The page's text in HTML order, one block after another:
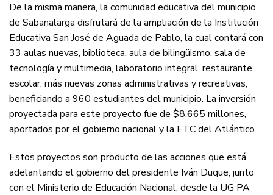
De la misma manera, la comunidad educativa del municipio
de Sabanalarga disfrutará de la ampliación de la Institución
Educativa San José de Aguada de Pablo, la cual contará con
33 aulas nuevas, biblioteca, aula de bilingüismo, sala de
tecnología y multimedia, laboratorio integral, restaurante
escolar, más nuevas zonas administrativas y recreativas,
beneficiando a 960 estudiantes del municipio. La inversión
proyectada para este proyecto fue de $8.665 millones,
aportados por el gobierno nacional y la ETC del Atlántico.
Estos proyectos son producto de las acciones que está
adelantando el gobierno del presidente Iván Duque, junto
con el Ministerio de Educación Nacional, desde la UG PA